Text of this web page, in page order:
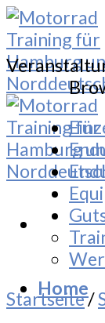
Skip
to
content
Home
Startseite/